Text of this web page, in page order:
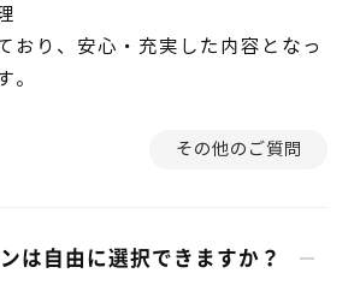
おり、安心・充実した内容となっ
。
その他のご質問
は自由に選択できますか？